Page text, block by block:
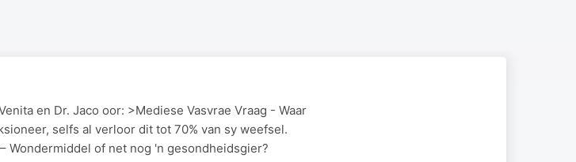
en Dr. Jaco oor: >Mediese Vasvrae Vraag - Waar
selfs al verloor dit tot 70% van sy weefsel.
Wondermiddel of net nog 'n gesondheidsgier?